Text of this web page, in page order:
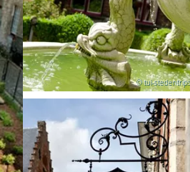
© tui-